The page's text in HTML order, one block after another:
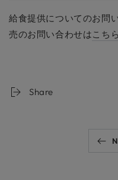
給食提供についてのお問
売のお問い合わせはこちら
Share